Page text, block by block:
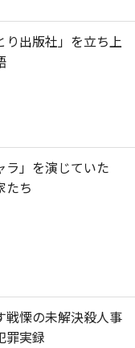
り出版社」を立ち上
ラ」を演じていた
たち
戦慄の未解決殺人事
実録